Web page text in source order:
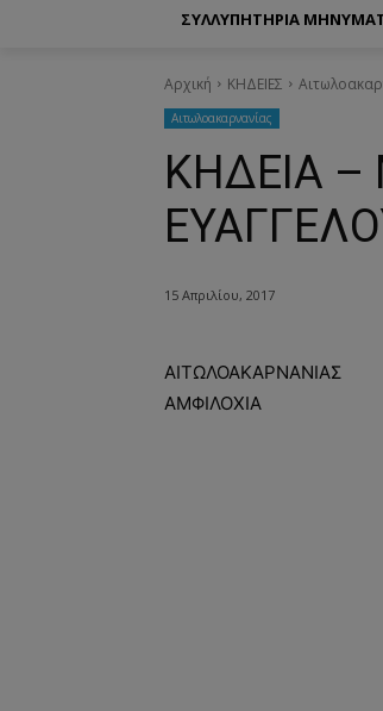
ΣΥΛΛΥΠΗΤΗΡΙΑ
Αρχική ΚΗΔΕΙΕΣ
Aιτωλοακαρνανίας
ΚΗΔΕΙΑ
15 Απριλίου, 2017
ΑΙΤΩΛΟΑΚΑΡΝΑΝΙΑΣ
ΑΜΦΙΛΟΧΙΑ